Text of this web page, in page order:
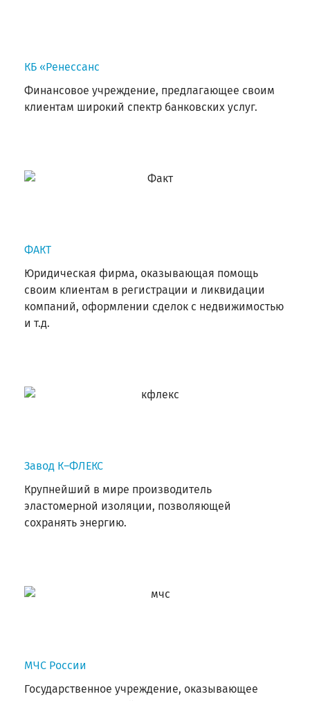
КБ «Ренессанс
Финансовое учреждение, предлагающее своим
клиентам широкий спектр банковских услуг.
ФАКТ
Юридическая фирма, оказывающая помощь
своим клиентам в регистрации и ликвидации
компаний, оформлении сделок с недвижимостью
и т.д.
Завод К–ФЛЕКС
Крупнейший в мире производитель
эластомерной изоляции, позволяющей
сохранять энергию.
МЧС России
Государственное учреждение, оказывающее